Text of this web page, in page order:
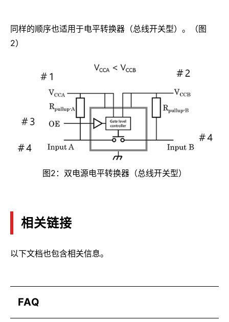
图2：双电源电平转换器（总线开关型）
同样的顺序也适用于电平转换器（总线开关型）。（图
2）
相关链接
以下文档也包含相关信息。
FAQ